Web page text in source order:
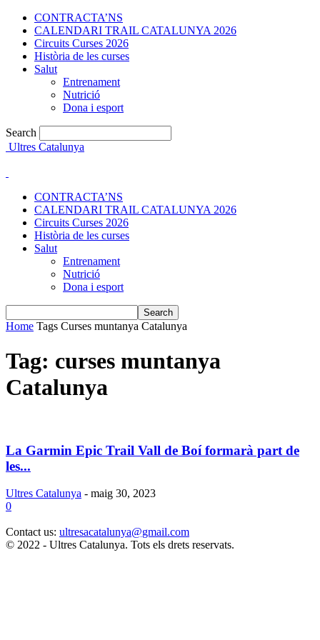
CONTRACTA’NS
CALENDARI TRAIL CATALUNYA 2026
Circuits Curses 2026
Història de les curses
Salut
Entrenament
Nutrició
Dona i esport
Search
Ultres Catalunya
CONTRACTA’NS
CALENDARI TRAIL CATALUNYA 2026
Circuits Curses 2026
Història de les curses
Salut
Entrenament
Nutrició
Dona i esport
Home Tags Curses muntanya Catalunya
Tag: curses muntanya
Catalunya
La Garmin Epic Trail Vall de Boí formarà part de
les...
Ultres Catalunya - maig 30, 2023
0
Contact us: ultresacatalunya@gmail.com
© 2022 - Ultres Catalunya. Tots els drets reservats.